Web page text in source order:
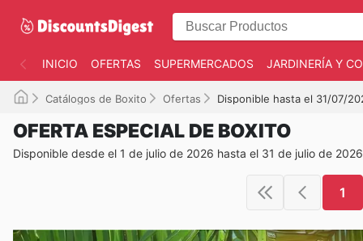
INICIO OFERTAS SUPERMERCADOS JARDINERÍA Y
Catálogos de Boxito Ofertas Disponible hasta el 31/07/
OFERTA ESPECIAL DE BOXITO
Disponible desde el 1 de julio de 2026 hasta el 31 de julio de 2026
1